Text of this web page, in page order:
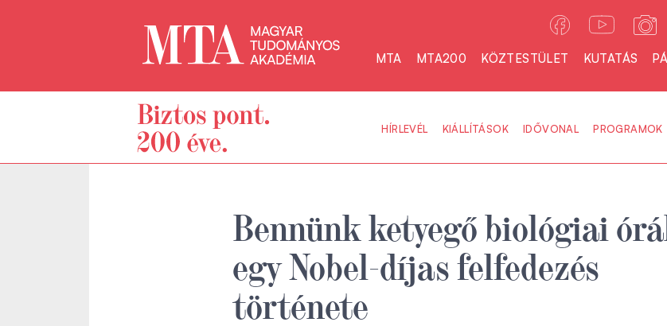
MTA MTA200 KÖZTESTÜLET KUTATÁS
HÍRLEVÉL KIÁLLÍTÁSOK IDŐVONAL PROGRAMOK
Bennünk ketyegő biológiai
egy Nobel-díjas felfedezés
története